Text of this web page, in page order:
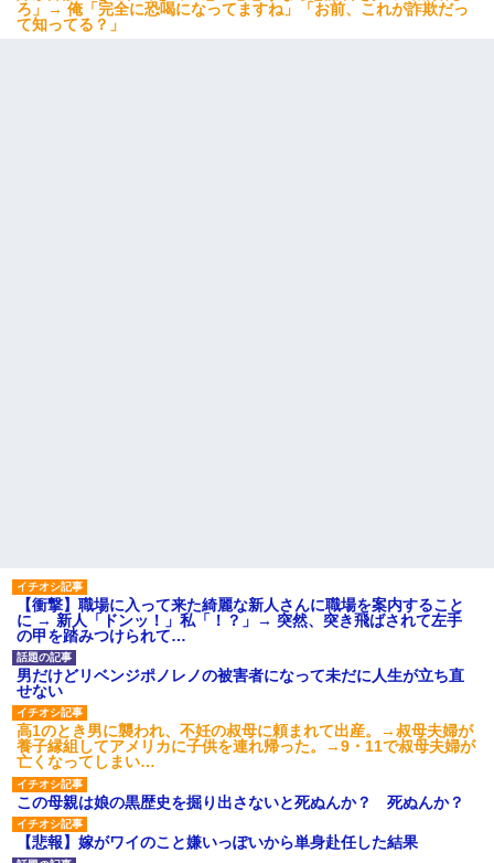
ろ」→ 俺「完全に恐喝になってますね」「お前、これが詐欺だっ
て知ってる？」
【衝撃】職場に入って来た綺麗な新人さんに職場を案内すること
に → 新人「ドンッ！」私「！？」→ 突然、突き飛ばされて左手
の甲を踏みつけられて…
男だけどリベンジポノレノの被害者になって未だに人生が立ち直
せない
高1のとき男に襲われ、不妊の叔母に頼まれて出産。→叔母夫婦が
養子縁組してアメリカに子供を連れ帰った。→9・11で叔母夫婦が
亡くなってしまい…
この母親は娘の黒歴史を掘り出さないと死ぬんか？ 死ぬんか？
【悲報】嫁がワイのこと嫌いっぽいから単身赴任した結果